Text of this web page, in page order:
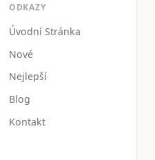
ODKAZY
Úvodní Stránka
Nové
Nejlepší
Blog
Kontakt